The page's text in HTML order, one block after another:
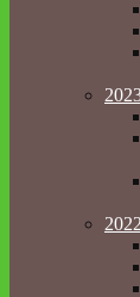
2022